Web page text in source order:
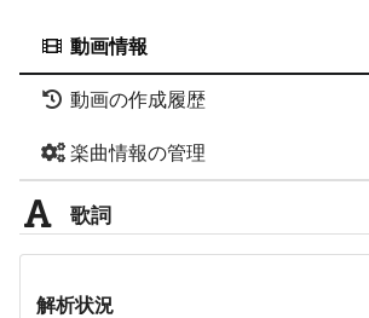
動画情報
動画の作成履歴
楽曲情報の管理
歌詞
解析状況